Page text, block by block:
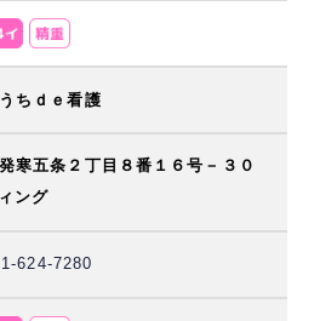
ちｄｅ看護
寒五条２丁目８番１６号－３０
ング
624-7280